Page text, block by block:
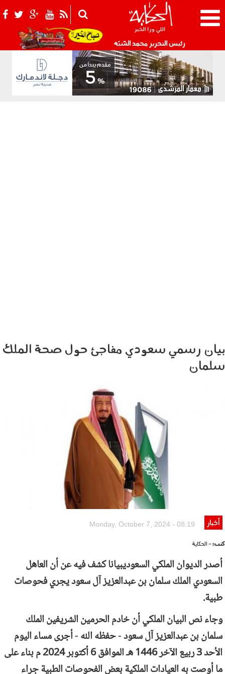
رئيس التحرير محمد الشبّه 021_2.png
بيان رسمي سعودي مفاجئ حول صحة الملك
سلمان
أخبار Monday, October 7, 2024 - 08:19
كتب:- الحكاية
أصدر الديوان الملكي السعوديبيانا كشف فيه عن أن العاهل
السعودي الملك سلمان بن عبدالعزيز آل سعود يجري فحوصات
طبية.
وجاء نص البيان الملكي أن خادم الحرمين الشريفين الملك
سلمان بن عبدالعزيز آل سعود - حفظه الله - أجرى مساء اليوم
الأحد 3 ربيع الآخر 1446 هـ الموافق 6 أكتوبر 2024 م بناء على
ما أوصت به العيادات الملكية بعض الفحوصات الطبية جراء